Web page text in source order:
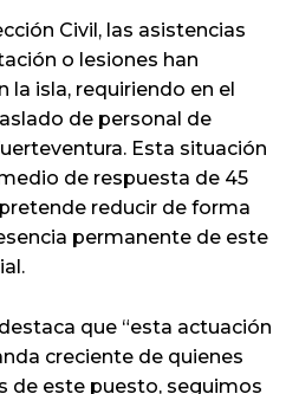
Civil, las asistencias
o lesiones han
la isla, requiriendo en el
de personal de
Esta situación
de respuesta de 45
reducir de forma
permanente de este
que “esta actuación
creciente de quienes
de este puesto, seguimos